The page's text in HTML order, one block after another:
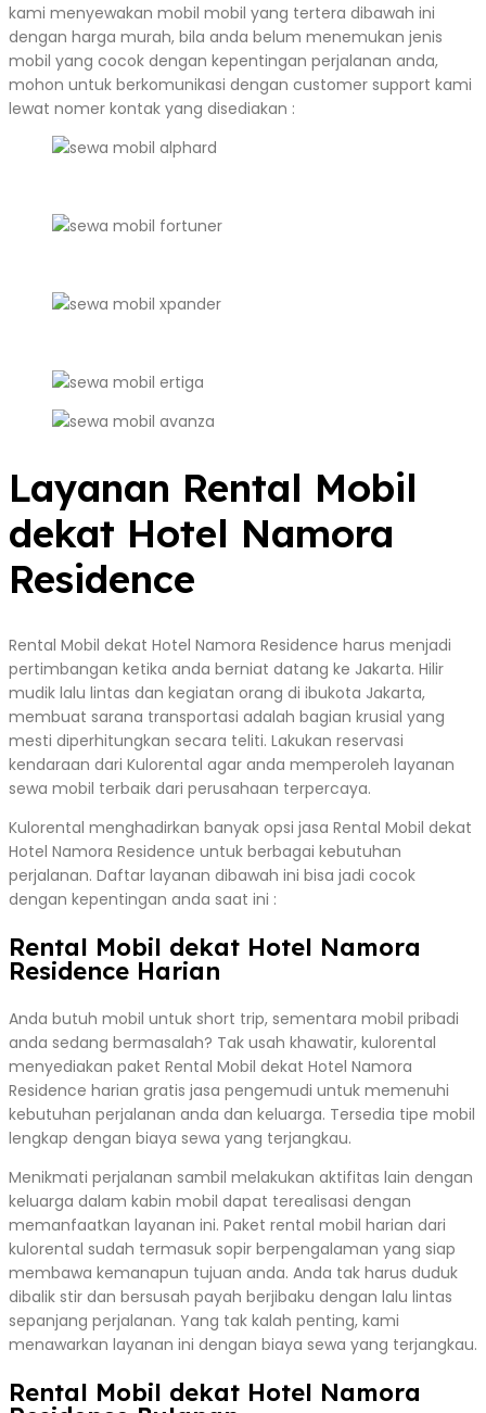
kami menyewakan mobil mobil yang tertera dibawah ini
dengan harga murah, bila anda belum menemukan jenis
mobil yang cocok dengan kepentingan perjalanan anda,
mohon untuk berkomunikasi dengan customer support kami
lewat nomer kontak yang disediakan :
Layanan Rental Mobil
dekat Hotel Namora
Residence
Rental Mobil dekat Hotel Namora Residence harus menjadi
pertimbangan ketika anda berniat datang ke Jakarta. Hilir
mudik lalu lintas dan kegiatan orang di ibukota Jakarta,
membuat sarana transportasi adalah bagian krusial yang
mesti diperhitungkan secara teliti. Lakukan reservasi
kendaraan dari Kulorental agar anda memperoleh layanan
sewa mobil terbaik dari perusahaan terpercaya.
Kulorental menghadirkan banyak opsi jasa Rental Mobil dekat
Hotel Namora Residence untuk berbagai kebutuhan
perjalanan. Daftar layanan dibawah ini bisa jadi cocok
dengan kepentingan anda saat ini :
Rental Mobil dekat Hotel Namora
Residence Harian
Anda butuh mobil untuk short trip, sementara mobil pribadi
anda sedang bermasalah? Tak usah khawatir, kulorental
menyediakan paket Rental Mobil dekat Hotel Namora
Residence harian gratis jasa pengemudi untuk memenuhi
kebutuhan perjalanan anda dan keluarga. Tersedia tipe mobil
lengkap dengan biaya sewa yang terjangkau.
Menikmati perjalanan sambil melakukan aktifitas lain dengan
keluarga dalam kabin mobil dapat terealisasi dengan
memanfaatkan layanan ini. Paket rental mobil harian dari
kulorental sudah termasuk sopir berpengalaman yang siap
membawa kemanapun tujuan anda. Anda tak harus duduk
dibalik stir dan bersusah payah berjibaku dengan lalu lintas
sepanjang perjalanan. Yang tak kalah penting, kami
menawarkan layanan ini dengan biaya sewa yang terjangkau.
Rental Mobil dekat Hotel Namora